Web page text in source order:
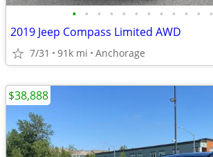
• • • • • • • • • • • •
2019 Jeep Compass Limited AWD
7/31 91k mi Anchorage
$38,888